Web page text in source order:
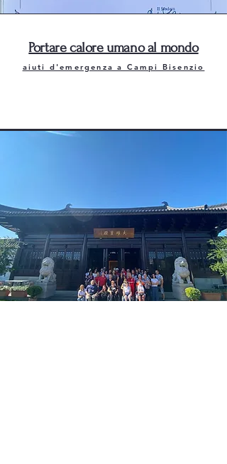
Portare calore umano al mondo
aiuti d'emergenza a Campi Bisenzio